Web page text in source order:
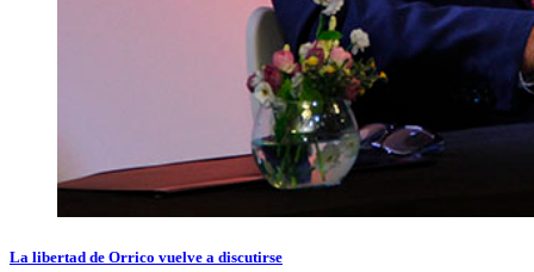
La libertad de Orrico vuelve a discutirse